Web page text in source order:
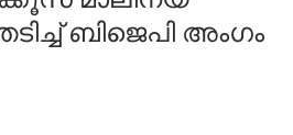
ബിജെപി അംഗം